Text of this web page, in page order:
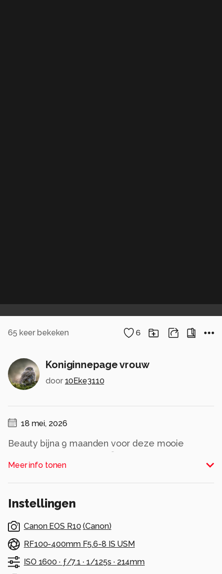
65 keer bekeken 6
Koniginnepage vrouw
door 10Eke3110
18 mei, 2026
Beauty bijna 9 maanden voor deze mooie
poppen mogen zorgen 😍
Meer info tonen
Instellingen
Canon EOS R10 (Canon)
RF100-400mm F5.6-8 IS USM
ISO 1600 · ƒ/7.1 · 1/125s · 214mm